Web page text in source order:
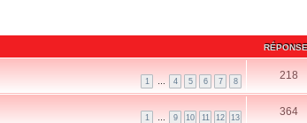
1 … 4 5 6 7 8 218
1 … 9 10 11 12 13 364